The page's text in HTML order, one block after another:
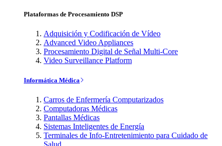
Plataformas de Procesamiento DSP
Adquisición y Codificación de Vídeo
Advanced Video Appliances
Procesamiento Digital de Señal Multi-Core
Video Surveillance Platform
Informática Médica
Carros de Enfermería Computarizados
Computadoras Médicas
Pantallas Médicas
Sistemas Inteligentes de Energía
Terminales de Info-Entretenimiento para Cuidado de
Salud